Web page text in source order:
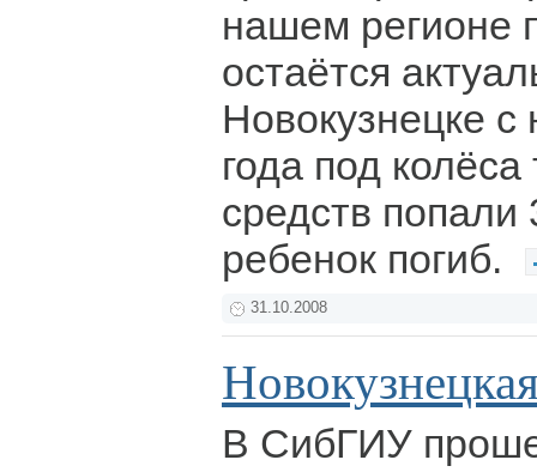
нашем регионе
остаётся
Новокузнецке с
года под
средств попали
ребенок погиб.
31.10.2008
В СибГИУ